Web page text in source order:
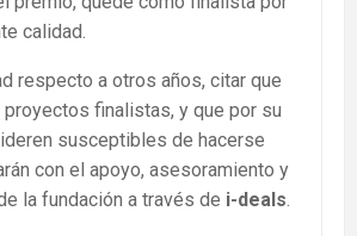
calidad.
respecto a otros años, citar que
finalistas, y que por su
susceptibles de hacerse
con el apoyo, asesoramiento y
la fundación a través de i-deals.